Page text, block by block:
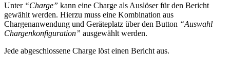
Unter “Charge” kann eine Charge als Auslöser für den Bericht
gewählt werden. Hierzu muss eine Kombination aus
Chargenanwendung und Geräteplatz über den Button “Auswahl
Chargenkonfiguration” ausgewählt werden.
Jede abgeschlossene Charge löst einen Bericht aus.